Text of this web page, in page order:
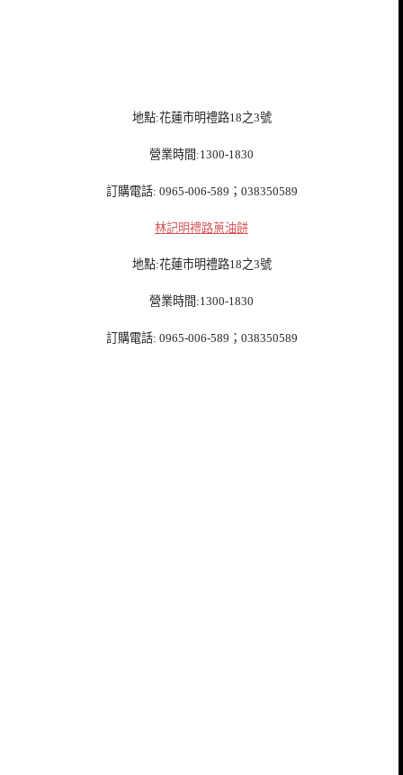
地點:花蓮市明禮路18之3號
營業時間:1300-1830
訂購電話: 0965-006-589；038350589
林記明禮路蔥油餅
地點:花蓮市明禮路18之3號
營業時間:1300-1830
訂購電話: 0965-006-589；038350589